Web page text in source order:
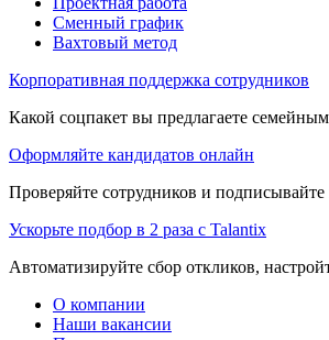
Сменный график
Вахтовый метод
Корпоративная поддержка сотрудников
Какой соцпакет вы предлагаете
Оформляйте кандидатов онлайн
Проверяйте сотрудников и
Ускорьте подбор в 2 раза с Talantix
Автоматизируйте сбор откликов,
О компании
Наши вакансии